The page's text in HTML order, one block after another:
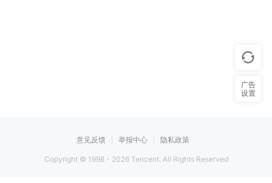
意见反馈 举报中心 隐私政策
Copyright © 1998 - 2026Tencent. All Rights Reserved
广告
设置